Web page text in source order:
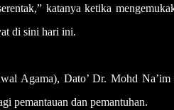
katanya ketika
di sini hari ini.
Agama), Dato’ Dr. Mohd
pemantauan dan pemantuhan.